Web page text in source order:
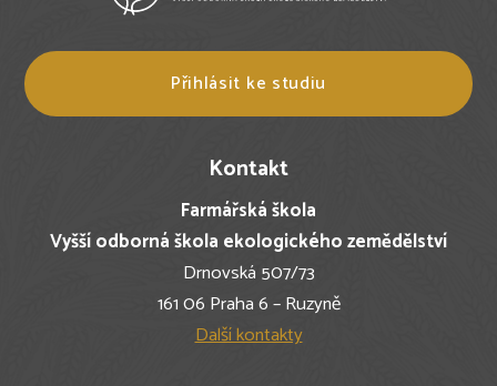
Přihlásit ke studiu
Kontakt
Farmářská škola
Vyšší odborná škola ekologického zemědělství
Drnovská 507/73
161 06 Praha 6 – Ruzyně
Další kontakty